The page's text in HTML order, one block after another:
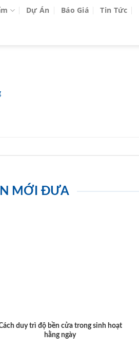
Dự Án Báo Giá Tin Tức
MỚI ĐƯA
duy trì độ bền cửa trong sinh hoạt
hằng ngày